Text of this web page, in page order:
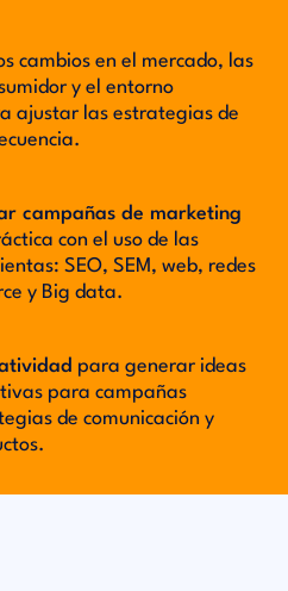
cambios en el mercado, las
y el entorno
ajustar las estrategias de
campañas de marketing
con el uso de las
SEO, SEM, web, redes
y Big data.
para generar ideas
para campañas
de comunicación y